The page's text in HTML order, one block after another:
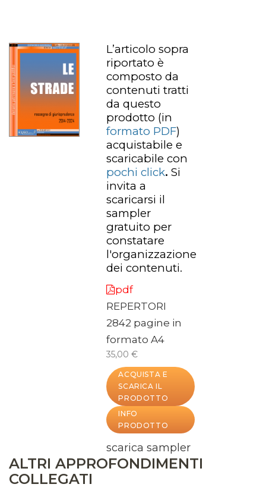
L’articolo sopra
riportato è
composto da
contenuti tratti
da questo
prodotto (in
formato PDF)
acquistabile e
scaricabile con
pochi click. Si
invita a
scaricarsi il
sampler
gratuito per
constatare
l'organizzazione
dei contenuti.
pdf
REPERTORI
2842 pagine in
formato A4
35,00 €
ACQUISTA E
SCARICA IL
PRODOTTO
INFO
PRODOTTO
scarica sampler
ALTRI APPROFONDIMENTI
COLLEGATI